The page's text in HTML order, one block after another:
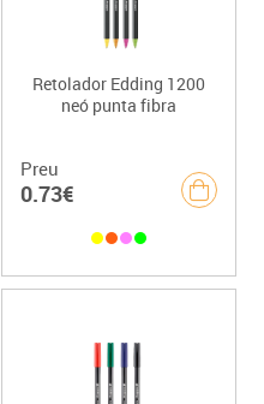
Retolador Edding 1200
neó punta fibra
Preu
0.73€